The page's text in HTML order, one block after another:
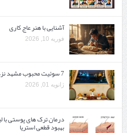
آشنایی با هنر عاج کاری
فوریه 10, 2026
7 سوئیت محبوب مشهد نزدیک حرم با غذا و نظر مسافران
ژانویه 01, 2026
درمان ترک های پوستی با
بهبود قطعی استریا